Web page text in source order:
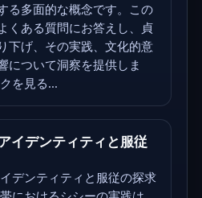
る多面的な概念です。この
くある質問にお答えし、貞
下げ、その実践、文化的意
について洞察を提供しま
を見る...
イデンティティと服従
デンティティと服従の探求